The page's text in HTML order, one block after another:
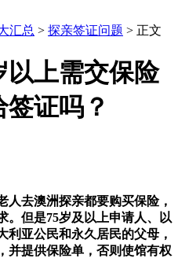
汇总 > 探亲签证问题 > 正文
以上需交保险
证吗？
人去澳洲探亲都要购买保险，
。但是75岁及以上申请人、以
利亚公民和永久居民的父母，
并提供保险单，否则使馆有权